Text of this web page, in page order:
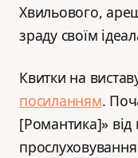
Хвильового,
зраду своїм
Квитки на
посиланням.
[Романтика]»